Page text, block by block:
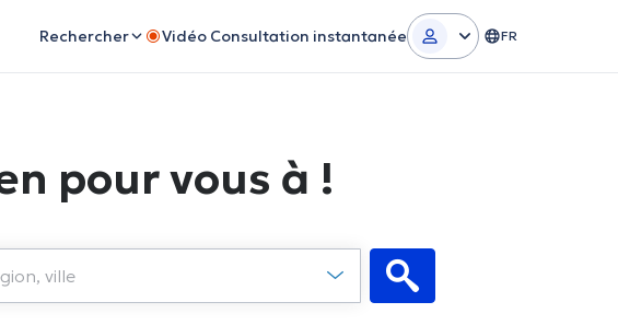
Rechercher Vidéo Consultation instantanée FR
pour vous à !